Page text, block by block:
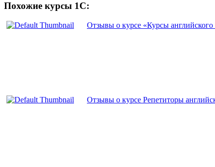
Похожие курсы 1С:
Отзывы о курсе «Курсы английского
Отзывы о курсе Репетиторы